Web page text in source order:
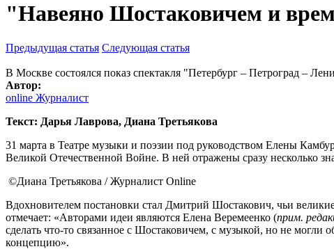
"Навеяно Шостаковичем и
Предыдущая статья Следующая статья
В Москве состоялся показ спектакля "Петербург – Петроград –
Автор:
online Журналист
Текст: Дарья Лаврова, Диана Третьякова
31 марта в Театре музыки и поэзии под руководством Елены
Великой Отечественной Войне. В ней отражены сразу несколько
©Диана Третьякова / Журналист Online
Вдохновителем постановки стал Дмитрий Шостакович, чьи
отмечает: «Авторами идеи являются Елена Веремеенко (прим.
сделать что-то связанное с Шостаковичем, с музыкой, но не
концепцию».